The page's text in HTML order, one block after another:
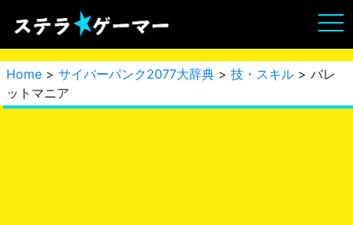
Home > サイバーパンク2077大辞典 > 技・スキル > バレ
ットマニア